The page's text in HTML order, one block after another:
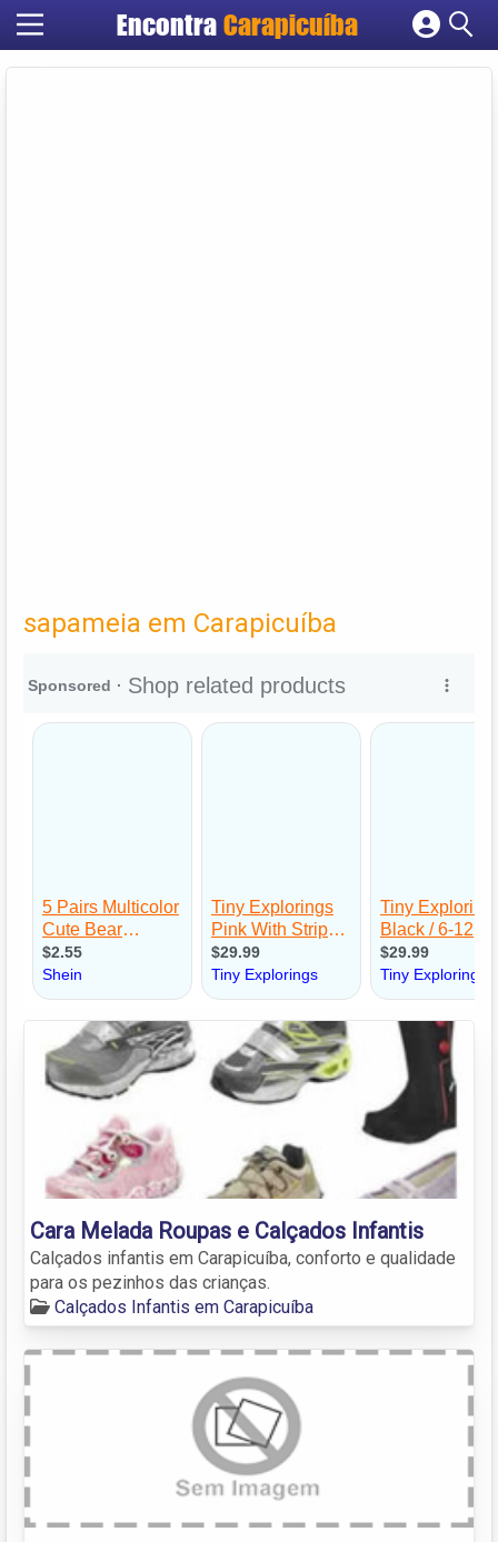
EncontraCarapicuíba
Cadastrar empresa
sapameia em Carapicuíba
Cara Melada Roupas e Calçados Infantis
Calçados infantis em Carapicuíba, conforto e qualidade
para os pezinhos das crianças.
Calçados Infantis em Carapicuíba